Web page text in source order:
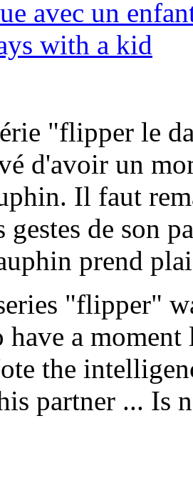
"flipper le
d'avoir un
Il faut
gestes de son
prend
"flipper"
have a
the
partner ... Is